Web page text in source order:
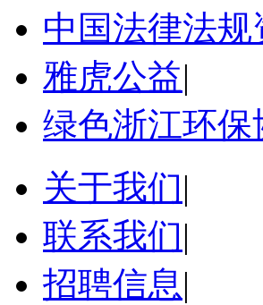
中国法律法规
雅虎公益|
绿色浙江环保
关于我们|
联系我们|
招聘信息|